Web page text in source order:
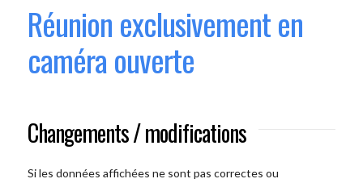
Réunion exclusivement en
caméra ouverte
Changements / modifications
Si les données affichées ne sont pas correctes ou